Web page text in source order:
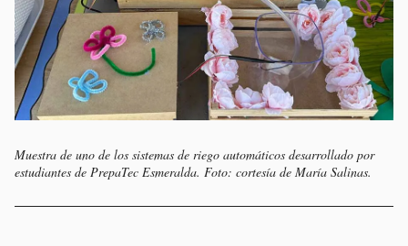
Muestra de uno de los sistemas de riego automáticos desarrollado por
estudiantes de PrepaTec Esmeralda. Foto: cortesía de María Salinas.